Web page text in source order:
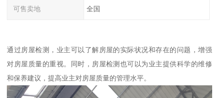
可售卖地 全国
通过房屋检测，业主可以了解房屋的实际状况和存在的问题，增强
对房屋质量的重视。同时，房屋检测也可以为业主提供科学的维修
和保养建议，提高业主对房屋质量的管理水平。